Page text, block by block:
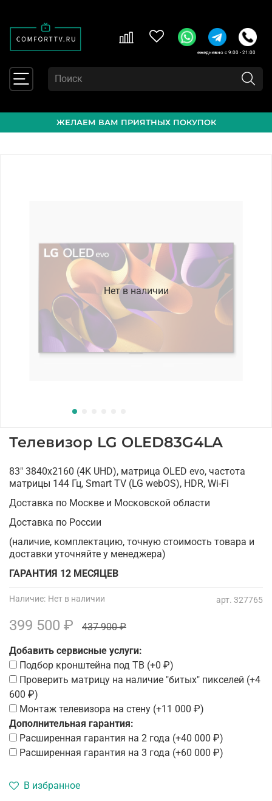
ежедневно с 9:00 - 21:00
ЖЕЛАЕМ ВАМ ПРИЯТНЫХ ПОКУПОК
Нет в наличии
арт. 327765
Наличие: Нет в наличии
Телевизор LG OLED83G4LA
399 500 ₽ 437 900 ₽
В избранное
Дополнительная гарантия:
Расширенная гарантия на 2 года (+40 000 ₽)
Расширенная гарантия на 3 года (+60 000 ₽)
Добавить сервисные услуги:
Подбор кронштейна под ТВ (+0 ₽)
Проверить матрицу на наличие "битых" пикселей (+4
600 ₽)
Монтаж телевизора на стену (+11 000 ₽)
83" 3840x2160 (4K UHD), матрица OLED evo, частота
матрицы 144 Гц, Smart TV (LG webOS), HDR, Wi-Fi
Доставка по Москве и Московской области
Доставка по России
(наличие, комплектацию, точную стоимость товара и
доставки уточняйте у менеджера)
ГАРАНТИЯ 12 МЕСЯЦЕВ